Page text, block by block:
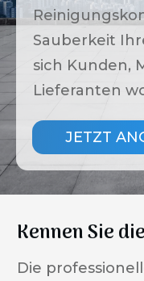
Sauberkeit
sich Kunden,
Lieferanten
JETZT
Kennen Sie
Die